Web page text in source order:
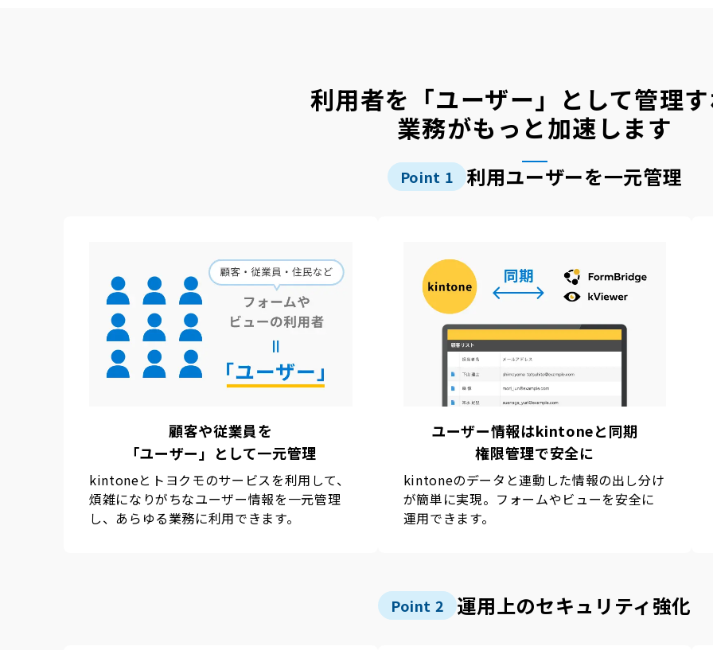
利用者を「ユーザー」として管理
業務がもっと加速します
Point 1 利用ユーザーを一元管理
顧客や従業員を
「ユーザー」として一元管理
kintoneとトヨクモのサービスを利用して、
煩雑になりがちなユーザー情報を一元管理
し、あらゆる業務に利用できます。
ユーザー情報はkintoneと同期
権限管理で安全に
kintoneのデータと連動した情報の出し分け
が簡単に実現。フォームやビューを安全に
運用できます。
Point 2 運用上のセキュリティ強化